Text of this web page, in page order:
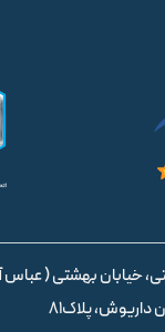
خیابان بهشتی ( عباس
داریوش، پلاک81